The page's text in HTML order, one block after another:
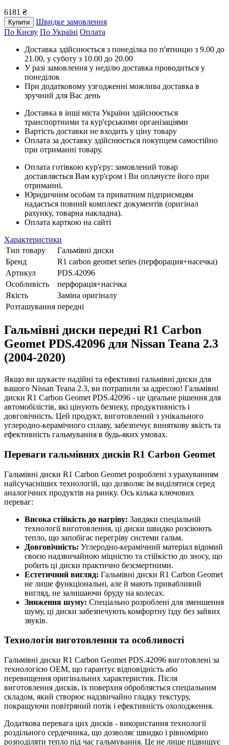
6181 ₴
Купити
Швидке замовлення
По Києву По Україні Оплата
Доставка здійснюється з понеділка по п'ятницю з 9.00 до
21.00, у суботу з 10.00 до 20.00
У разі замовлення у неділю доставка проводиться у
понеділок
При додатковому узгодженні можлива доставка в
зручний для Вас день
Доставка в інші міста України здійснюється
транспортними та кур'єрськими організаціями
Вартість доставки не входить у ціну товару
Оплата за доставку здійснюється покупцем самостійно
при отриманні товару.
Оплата готівкою кур'єру: замовлений товар
доставляється Вам кур'єром і Ви оплачуєте його при
отриманні.
Юридичним особам та приватним підприємцям
надається повний комплект документів (оригінал
рахунку, товарна накладна).
Оплата карткою на сайті
Характеристики
Тип товару
Гальмівні диски
Бренд
R1 carbon geomet series (перфорация+насечка)
Артикул
PDS.42096
Особливість
перфорація+насічка
Якість
Заміна оригіналу
Розташування передні
Гальмівні диски передні R1 Carbon
Geomet PDS.42096 для Nissan Teana 2.3
(2004-2020)
Якщо ви шукаєте надійні та ефективні гальмівні диски для
вашого Nissan Teana 2.3, ви потрапили за адресою! Гальмівні
диски R1 Carbon Geomet PDS.42096 - це ідеальне рішення для
автомобілістів, які цінують безпеку, продуктивність і
довговічність. Цей продукт, виготовлений з унікального
углеродно-керамічного сплаву, забезпечує виняткову якість та
ефективність гальмування в будь-яких умовах.
Переваги гальмівних дисків R1 Carbon Geomet
Гальмівні диски R1 Carbon Geomet розроблені з урахуванням
найсучасніших технологій, що дозволяє їм виділятися серед
аналогічних продуктів на ринку. Ось кілька ключових
переваг:
Висока стійкість до нагріву: Завдяки спеціальній
технології виготовлення, ці диски швидко розсіюють
тепло, що запобігає перегріву системи гальм.
Довговічність: Углеродно-керамічний матеріал відомий
своєю надзвичайною міцністю та стійкістю до зносу, що
робить ці диски практично безсмертними.
Естетичний вигляд: Гальмівні диски R1 Carbon Geomet
не лише функціональні, але й мають привабливий
вигляд, не залишаючи бруду на колесах.
Зниження шуму: Спеціально розроблені для зменшення
шуму, ці диски забезпечують комфортну їзду без зайвих
звуків.
Технологія виготовлення та особливості
Гальмівні диски R1 Carbon Geomet PDS.42096 виготовлені за
технологією OEM, що гарантує відповідність або
перевищення оригінальних характеристик. Після
виготовлення дисків, їх поверхня обробляється спеціальним
складом, який створює надзвичайно гладку текстуру,
покращуючи повітряний потік і ефективність охолодження.
Додаткова перевага цих дисків - використання технології
роздільного сердечника, що дозволяє швидко і рівномірно
розподіляти тепло під час гальмування. Це не лише підвищує